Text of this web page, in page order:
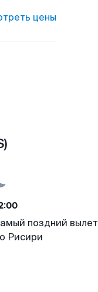
цены
поздний вылет
Рисири